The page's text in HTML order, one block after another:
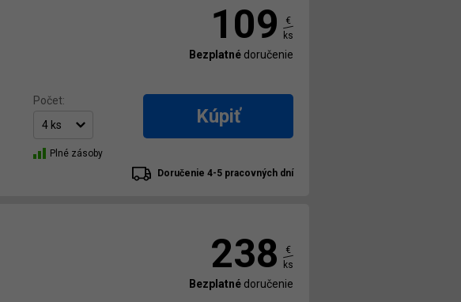
109
€
ks
Bezplatné doručenie
Počet:
Kúpiť
Plné zásoby
Doručenie 4-5 pracovných dní
238
€
ks
Bezplatné doručenie